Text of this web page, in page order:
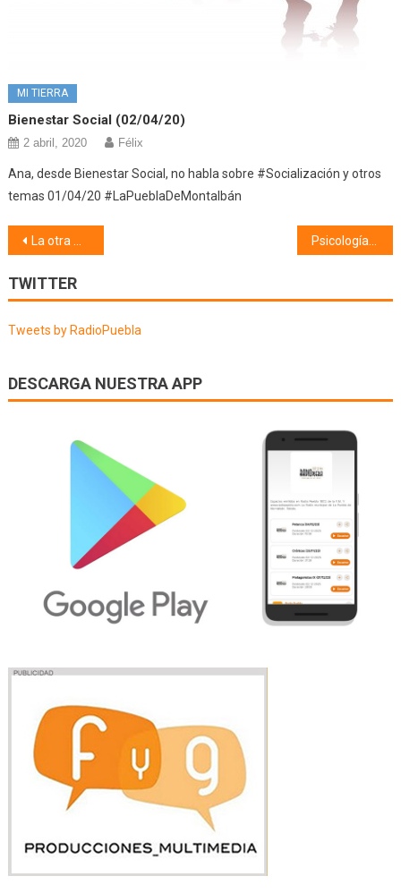
MI TIERRA
Bienestar Social (02/04/20)
2 abril, 2020 Félix
Ana, desde Bienestar Social, no habla sobre #Socialización y otros
temas 01/04/20 #LaPueblaDeMontalbán
Navegación
de
entradas
La otra música (19/12/18)
TWITTER
Tweets by RadioPuebla
DESCARGA NUESTRA APP